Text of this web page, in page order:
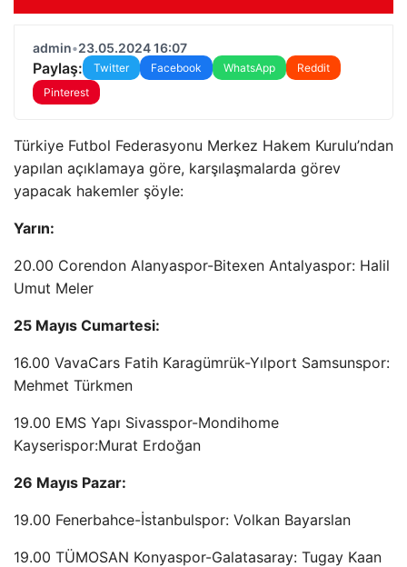
admin•23.05.2024 16:07
Paylaş: Twitter Facebook WhatsApp
Reddit
Pinterest
Türkiye Futbol Federasyonu Merkez Hakem Kurulu’ndan
yapılan açıklamaya göre, karşılaşmalarda görev
yapacak hakemler şöyle:
Yarın:
20.00 Corendon Alanyaspor-Bitexen Antalyaspor: Halil
Umut Meler
25 Mayıs Cumartesi:
16.00 VavaCars Fatih Karagümrük-Yılport Samsunspor:
Mehmet Türkmen
19.00 EMS Yapı Sivasspor-Mondihome
Kayserispor:Murat Erdoğan
26 Mayıs Pazar:
19.00 Fenerbahce-İstanbulspor: Volkan Bayarslan
19.00 TÜMOSAN Konyaspor-Galatasaray: Tugay Kaan